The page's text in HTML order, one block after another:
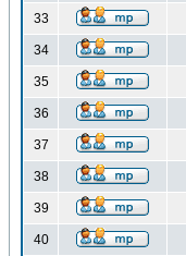
33
34
35
36
37
38
39
40